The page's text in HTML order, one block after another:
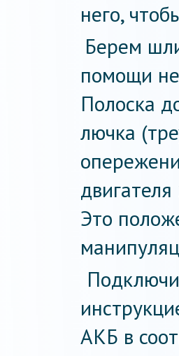
него,
Берем
помощи
Полоска
лючка
Это
АКБ в